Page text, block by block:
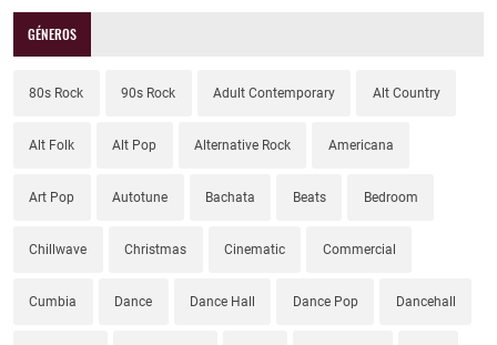
GÉNEROS
80s Rock 90s Rock Adult Contemporary Alt Country
Alt Folk Alt Pop Alternative Rock Americana
Art Pop Autotune Bachata Beats Bedroom
Chillwave Christmas Cinematic Commercial
Cumbia Dance Dance Hall Dance Pop Dancehall